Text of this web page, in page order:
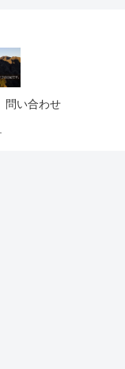
問い合わせ